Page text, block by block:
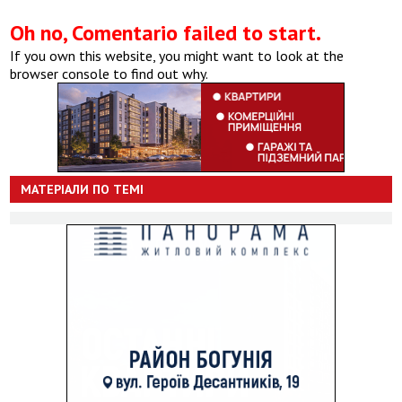
Oh no, Comentario failed to start.
If you own this website, you might want to look at the
browser console to find out why.
МАТЕРІАЛИ ПО ТЕМІ